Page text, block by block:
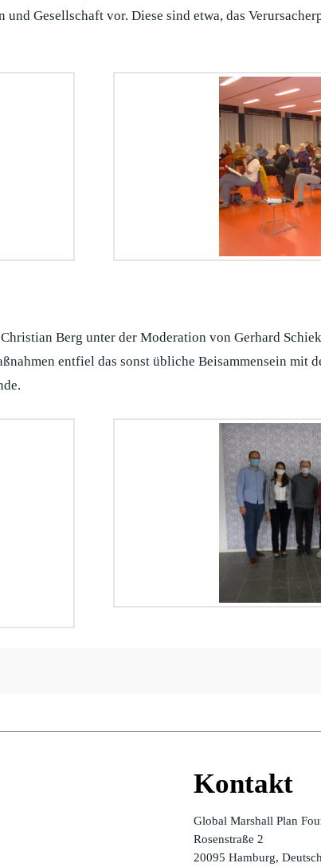
Gesellschaft vor. Diese sind etwa, das
Berg unter der Moderation von Gerhard
entfiel das sonst übliche Beisammensein mit
Kontakt
Global Marshall Plan
Rosenstraße 2
20095 Hamburg,